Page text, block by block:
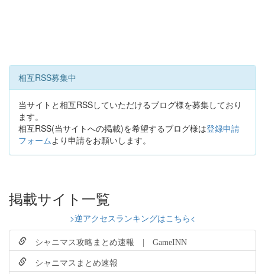
相互RSS募集中
当サイトと相互RSSしていただけるブログ様を募集しており
ます。
相互RSS(当サイトへの掲載)を希望するブログ様は登録申請
フォームより申請をお願いします。
掲載サイト一覧
>逆アクセスランキングはこちら<
シャニマス攻略まとめ速報 | GameINN
シャニマスまとめ速報